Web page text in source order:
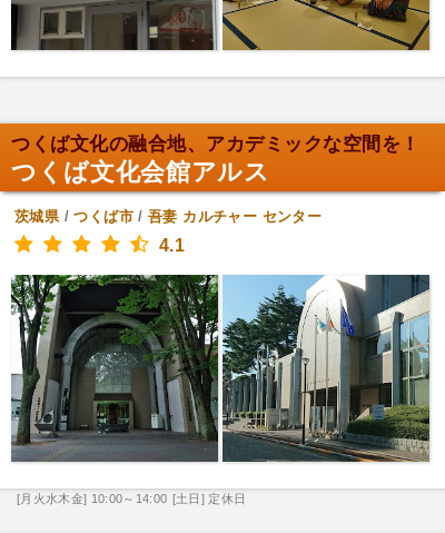
つくば文化の融合地、アカデミックな空間を！
つくば文化会館アルス
茨城県/つくば市/吾妻 カルチャー センター
4.1
[月火水木金] 10:00～14:00 [土日] 定休日